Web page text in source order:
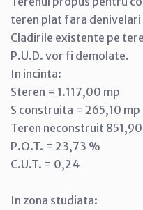
teren plat fara
Cladirile existente pe
P.U.D. vor fi demolate.
In incinta:
Steren = 1.117,00 mp
S construita = 265,10 mp
Teren neconstruit
P.O.T. = 23,73 %
C.U.T. = 0,24
In zona studiata: